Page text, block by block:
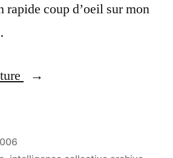
rapide coup d’oeil sur mon
« Année